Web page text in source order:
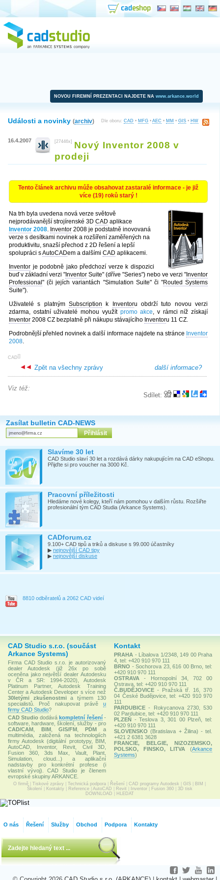
NOVOU FIREMNÍ PREZENTACI NAJDETE NA www.arkance.world
Dle oboru: CAD • MFG • AEC • MM • GIS • HW
Události a novinky (archiv)
16.4.2007 [27446x]
Nový Inventor 2008 v
prodeji
Tento článek archivu může obsahovat zastaralé informace - je již
více (19) roků starý !
Na trh byla uvedena nová verze světově
nejprodávanější strojírenské 3D CAD aplikace
Inventor 2008. Inventor 2008 je podstatně inovovaná
verze s desítkami novinek a rozšíření zaměřených na
produktivitu, snazší přechod z 2D řešení a lepší
spolupráci sAutoCADem a dalšími CAD aplikacemi.
Inventor je podobně jako předchozí verze k dispozici
buď v základní verzi " Inventor Suite" (dříve "Series") nebo ve verzi " Inventor
Professional " (či jejích variantách "Simulation Suite" či "Routed Systems
Suite").
Uživatelé s platným Subscription k Inventoru obdrží tuto novou verzi
zdarma, ostatní uživatelé mohou využít promo akce, v rámci níž získají
Inventor 2008 CZ bezplatně při nákupu stávajícího Inventoru 11 CZ.
Podrobnější přehled novinek a další informace najdete na stránce Inventor
2008.
[
CAD ]
další informace?
Zpět na všechny zprávy
Sdílet:
Viz též:
Zasílat bulletin CAD-NEWS
Slavíme 30 let
CAD Studio slaví 30 let a rozdává dárky nakupujícím na CAD eShopu.
Přijďte si pro voucher na 3000 Kč.
Pracovní příležitosti
Hledáme nové kolegy, kteří nám pomohou v dalším růstu. Rozšiřte
profesionální tým CAD Studia (Arkance Systems).
CADforum.cz
9.100+ CAD tipů a triků a diskuse s 99.000 účastníky
▶ nejnovější CAD tipy
▶ nejnovější diskuse
8810 odběratelů a 2062 CAD videí
CAD Studio s.r.o. (součást
Arkance Systems)
Firma CAD Studio s.r.o. je autorizovaný
dealer Autodesk (již 26x po sobě
oceněna jako největší dealer Autodesku
v ČR a SR: 1994-2020), Autodesk
Platinum Partner, Autodesk Training
Center a Autodesk Developer s více než
30letými zkušenostmia týmem 130
specialistů. Proč nakupovat právě u
firmy CAD Studio?
CAD Studio dodávákompletní řešení-
software, hardware, školení, služby - pro
CAD/CAM
BIM,GIS/FM ,PDM a
multimédia, založená na technologiích
firmy Autodesk (digitální prototypy, BIM,
AutoCAD, Inventor, Revit, Civil 3D,
Fusion 360, 3ds Max, Vault, Plant,
Simulation, cloud...) a aplikační
nadstavby pro konkrétní profese (i
vlastní vývoj). CAD Studio je členem
evropské skupiny ARKANCE.
Kontakt
PRAHA - Líbalova 1/2348, 149 00 Praha
4, tel: +420 910 970 111
BRNO - Sochorova 23, 616 00 Brno, tel:
+420 910 970 111
OSTRAVA
- Hornopolní 34, 702 00
Ostrava, tel: +420 910 970 111
Č.BUDĚJOVICE - Pražská tř. 16, 370
04 České Budějovice, tel: +420 910 970
111
PARDUBICE - Rokycanova 2730, 530
02 Pardubice, tel: +420 910 970 111
PLZEŇ - Teslova 3, 301 00 Plzeň, tel:
+420 910 970 111
SLOVENSKO (Bratislava + Žilina) - tel.
+421 2 6381 3628
FRANCIE, BELGIE, NIZOZEMSKO,
POLSKO, FINSKO, LITVA
(Arkance
Systems)
O firmě Tiskové zprávy Technická podpora Řešení CAD programy Autodesk GIS BIM
Školení
Kontakty Reference| AutoCAD Revit Inventor| Fusion 360| 3D tisk
DOWNLOAD
HLEDAT
O nás Řešení Služby Obchod Podpora Kontakty